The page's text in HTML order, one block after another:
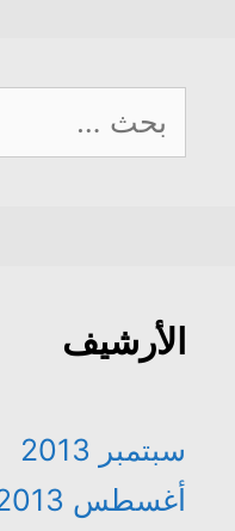
البحث
عن:
الأرشيف
سبتمبر 2013
أغسطس 2013